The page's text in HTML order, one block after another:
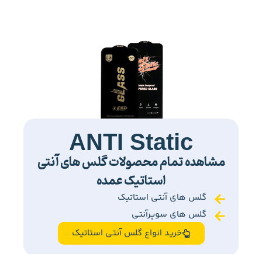
ANTI Static
مشاهده تمام محصولات گلس های آنتی
استاتیک عمده
گلس های آنتی استاتیک
گلس های سوپرآنتی
خرید انواع گلس آنتی استاتیک